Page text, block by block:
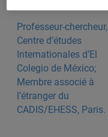
Professeur-chercheur,
Centre d’études
Internationales d’El
Colegio de México;
Membre associé à
l’étranger du
CADIS/EHESS, Paris.